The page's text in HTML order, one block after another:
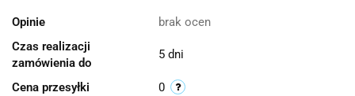
Opinie
brak ocen
Czas realizacji
zamówienia do
5 dni
Cena przesyłki 0